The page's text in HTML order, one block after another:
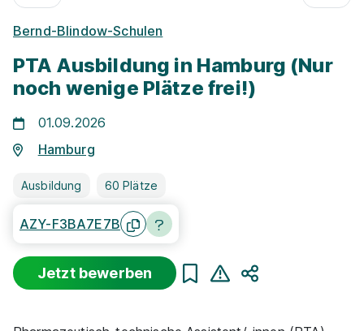
Bernd-Blindow-Schulen
PTA Ausbildung in Hamburg (Nur
noch wenige Plätze frei!)
01.09.2026
Hamburg
Ausbildung 60 Plätze
AZY-F3BA7E7B
Jetzt bewerben